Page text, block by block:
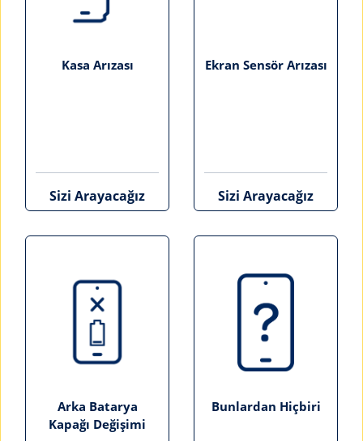
Kasa Arızası
Sizi Arayacağız
Ekran Sensör Arızası
Sizi Arayacağız
Arka Batarya
Kapağı Değişimi
Bunlardan Hiçbiri